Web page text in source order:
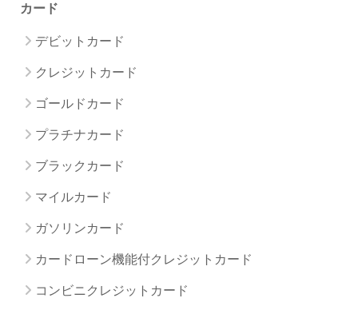
カード
デビットカード
クレジットカード
ゴールドカード
プラチナカード
ブラックカード
マイルカード
ガソリンカード
カードローン機能付クレジットカード
コンビニクレジットカード